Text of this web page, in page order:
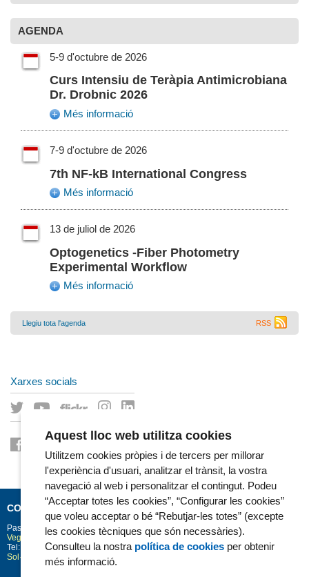
AGENDA
5-9 d'octubre de 2026
Curs Intensiu de Teràpia Antimicrobiana
Dr. Drobnic 2026
Més informació
7-9 d'octubre de 2026
7th NF-kB International Congress
Més informació
13 de juliol de 2026
Optogenetics -Fiber Photometry
Experimental Workflow
Més informació
Llegiu tota l'agenda RSS
Xarxes socials
CONTACTE
Passeig Marítim 25-29 Barcelona 08003
Vegeu la situació a Google Maps
Tel: 93 248 30 00 · Fax: 93 248 32 54
Sol·licitud d'informació
Aquest lloc web utilitza cookies
Utilitzem cookies pròpies i de tercers per millorar
l'experiència d'usuari, analitzar el trànsit, la vostra
navegació al web i personalitzar el contingut. Podeu
“Acceptar totes les cookies”, “Configurar les cookies”
que voleu acceptar o bé “Rebutjar-les totes” (excepte
les cookies tècniques que són necessàries).
Consulteu la nostra política de cookies per obtenir
més informació.